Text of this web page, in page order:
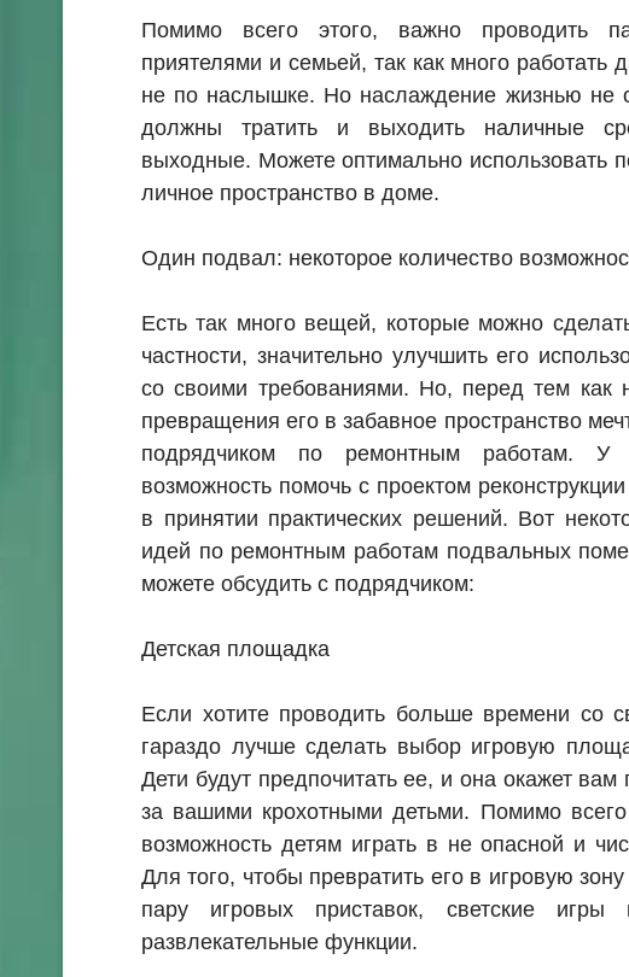
Помимо всего этого, важно проводить
приятелями и семьей, так как много работать
не по наслышке. Но наслаждение жизнью не
должны тратить и выходить наличные
выходные. Можете оптимально использовать
личное пространство в доме.
Один подвал: некоторое количество
Есть так много вещей, которые можно
частности, значительно улучшить его
со своими требованиями. Но, перед тем как
превращения его в забавное пространство
подрядчиком по ремонтным работам. У
возможность помочь с проектом
в принятии практических решений. Вот
идей по ремонтным работам подвальных
можете обсудить с подрядчиком:
Детская площадка
Если хотите проводить больше времени со
гараздо лучше сделать выбор игровую
Дети будут предпочитать ее, и она окажет
за вашими крохотными детьми. Помимо всего
возможность детям играть в не опасной и
Для того, чтобы превратить его в игровую
пару игровых приставок, светские игры
развлекательные функции.